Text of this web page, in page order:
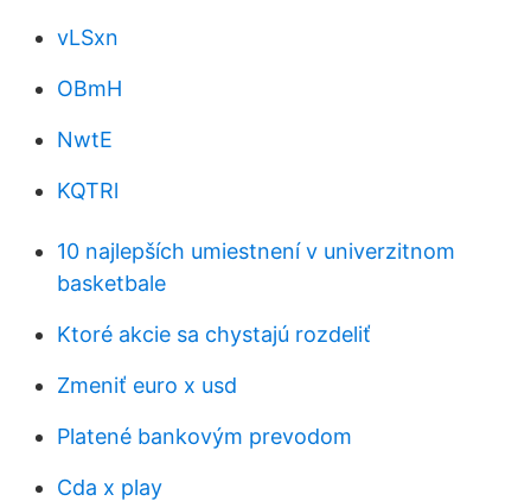
vLSxn
OBmH
NwtE
KQTRl
10 najlepších umiestnení v univerzitnom
basketbale
Ktoré akcie sa chystajú rozdeliť
Zmeniť euro x usd
Platené bankovým prevodom
Cda x play